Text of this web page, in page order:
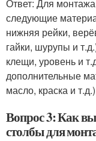
Ответ: Для
следующие
нижняя рейки,
гайки, шурупы и
клещи, уровень и
дополнительные
масло, краска и
Вопрос 3: Как
столбы для